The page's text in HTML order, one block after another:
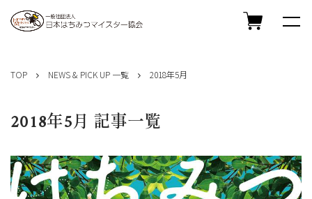
TOP NEWS & PICK UP 一覧 2018年5月
2018年5月 記事一覧